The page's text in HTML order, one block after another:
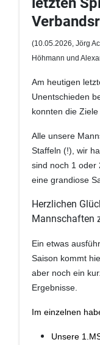
(10 .05.2026, Jörg
Höhmann und
Am heutigen
Unentschieden
konnten die
Alle unsere
Staffeln (!), wir
sind noch 1 oder
eine grandiose
Herzlichen
Mannschaften
Ein etwas
Saison kommt
aber noch ein
Ergebnisse.
Im einzelnen
Unsere